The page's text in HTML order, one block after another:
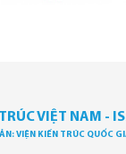
VIỆT NAM -
VIỆN KIẾN TRÚC QUỐC